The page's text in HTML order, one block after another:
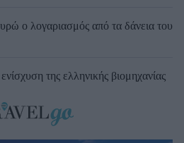
ο λογαριασμός από τα δάνεια του
της ελληνικής βιομηχανίας